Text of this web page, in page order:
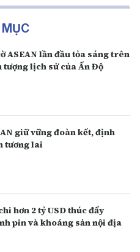
ASEAN lần đầu tỏa sáng trên
tượng lịch sử của Ấn Độ
giữ vững đoàn kết, định
tương lai
hơn 2 tỷ USD thúc đẩy
pin và khoáng sản nội địa